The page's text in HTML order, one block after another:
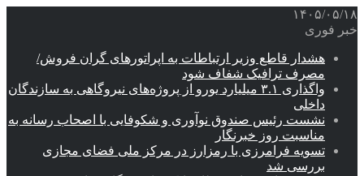
۱۴۰۵/۰۵/۱۸
خبر فوری
هشدار قاطع وزیر ارتباطات به اپراتورهای گران فروش/
مصرف ترافیک شفاف شود
واگذاری ۳.۱ میلیارد یورو از پروژه‌های نیروگاهی به سازندگان
داخلی
نشست رئیس صندوق نوآوری و شکوفایی با اصحاب رسانه به
مناسبت روز خبرنگار
تسویه فرامرزی با رمزارز در مرکز ملی فضای مجازی
بررسی شد